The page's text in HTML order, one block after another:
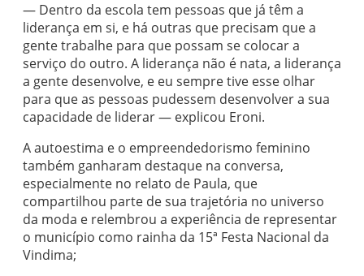
— Dentro da escola tem pessoas que já têm a
liderança em si, e há outras que precisam que a
gente trabalhe para que possam se colocar a
serviço do outro. A liderança não é nata, a liderança
a gente desenvolve, e eu sempre tive esse olhar
para que as pessoas pudessem desenvolver a sua
capacidade de liderar — explicou Eroni.
A autoestima e o empreendedorismo feminino
também ganharam destaque na conversa,
especialmente no relato de Paula, que
compartilhou parte de sua trajetória no universo
da moda e relembrou a experiência de representar
o município como rainha da 15ª Festa Nacional da
Vindima;